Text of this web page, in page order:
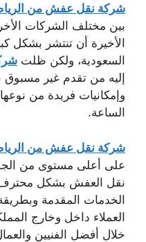
شركة نقل عفش من
بين مختلف الشركات
الأخيرة أن تنتشر بشكل
السعودية، ولكن ظلت
إليه من تقدم غير
وإمكانيات فريدة من
الساعة.
شركة نقل عفش من
على أعلى مستوى من
نقل العفش بشكل
الخدمات المقدمة
العملاء داخل وخارج
خلال أفضل الفنيين